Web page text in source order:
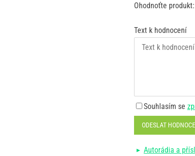
Ohodnoťte produkt:
Text k hodnocení
Souhlasím se
ODESLAT
Autorádia a